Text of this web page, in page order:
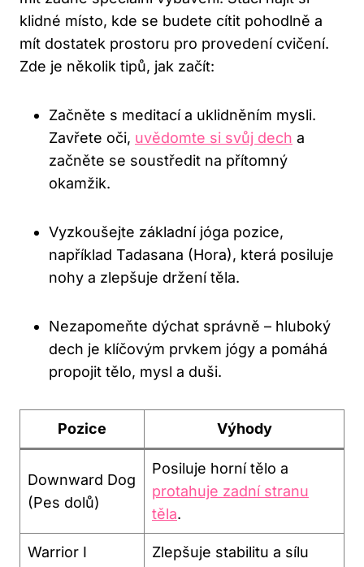
klidné místo, kde se budete cítit pohodlně a
mít dostatek prostoru pro provedení cvičení.
Zde je několik tipů, jak začít:
Začněte s meditací a uklidněním mysli.
Zavřete oči, uvědomte si svůj dech a
začněte se soustředit na přítomný
okamžik.
Vyzkoušejte základní jóga pozice,
například Tadasana (Hora), která posiluje
nohy a zlepšuje držení těla.
Nezapomeňte dýchat správně – hluboký
dech je klíčovým prvkem jógy a pomáhá
propojit tělo, mysl a duši.
Pozice Výhody
Downward Dog
(Pes dolů)
Posiluje horní tělo a
protahuje zadní stranu
těla.
Warrior I
Zlepšuje stabilitu a sílu